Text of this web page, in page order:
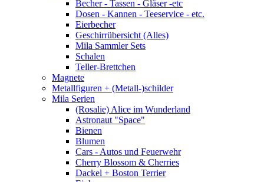
Becher - Tassen - Gläser -etc
Dosen - Kannen - Teeservice - etc.
Eierbecher
Geschirrübersicht (Alles)
Mila Sammler Sets
Schalen
Teller-Brettchen
Magnete
Metallfiguren + (Metall-)schilder
Mila Serien
(Rosalie) Alice im Wunderland
Astronaut "Space"
Bienen
Blumen
Cars - Autos und Feuerwehr
Cherry Blossom & Cherries
Dackel + Boston Terrier